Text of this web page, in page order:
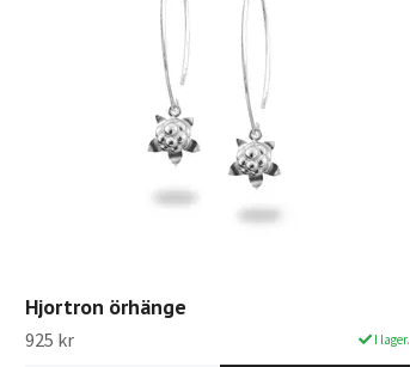
Hjortron örhänge
925 kr I lager.